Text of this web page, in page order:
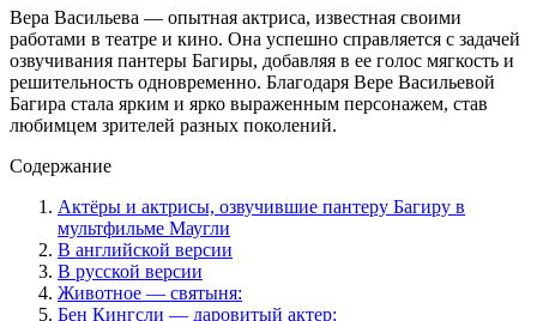
Вера Васильева — опытная актриса, известная своими
работами в театре и кино. Она успешно справляется с задачей
озвучивания пантеры Багиры, добавляя в ее голос мягкость и
решительность одновременно. Благодаря Вере Васильевой
Багира стала ярким и ярко выраженным персонажем, став
любимцем зрителей разных поколений.
Содержание
Актёры и актрисы, озвучившие пантеру Багиру в
мультфильме Маугли
В английской версии
В русской версии
Животное — святыня:
Бен Кингсли — даровитый актер: